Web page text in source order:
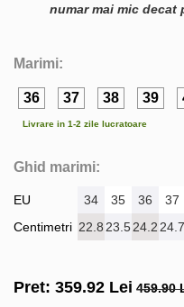
numar mai mic decat
Marimi:
36 37 38 39
Livrare in 1-2 zile lucratoare
Ghid marimi:
EU
Centimetri
34 35 36 37
22.8 23.524.2 24.7
Pret: 359.92 Lei 459.90